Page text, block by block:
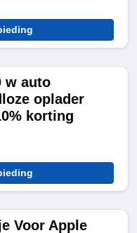
w auto
oplader
korting
Voor Apple